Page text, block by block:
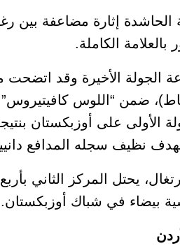
الحاشدة إثارة مضاعفة بين
بالعلامة الكاملة.
الجولة الأخيرة وقد اتضحت
بهدف نظيف سجله المدافع
يحتل المركز الثاني
بيضاء في شباك أوزبكستان.